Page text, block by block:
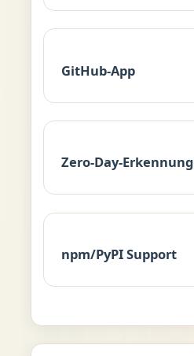
GitHub-App
Zero-Day-Erkennung
npm/PyPI Support